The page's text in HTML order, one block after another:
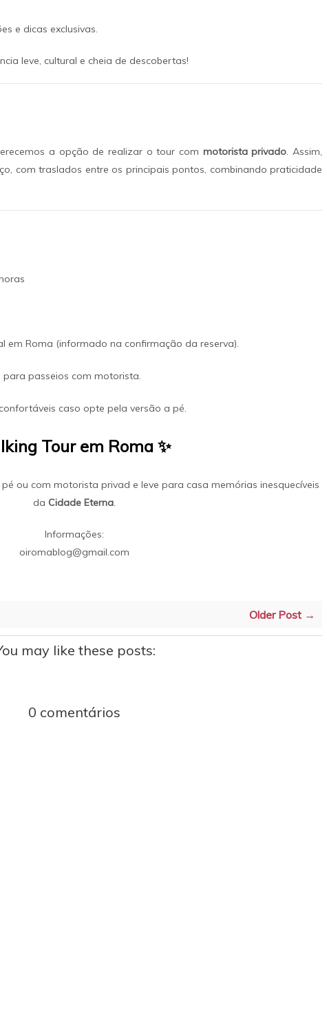
e dicas exclusivas.
leve, cultural e cheia de descobertas!
a opção de realizar o tour com motorista privado. Assim,
com traslados entre os principais pontos, combinando praticidade
em Roma (informado na confirmação da reserva).
passeios com motorista.
caso opte pela versão a pé.
Tour em Roma ✨
ou com motorista privad e leve para casa memórias inesquecíveis
da Cidade Eterna.
Informações:
oiromablog@gmail.com
Older Post →
may like these posts:
0 comentários